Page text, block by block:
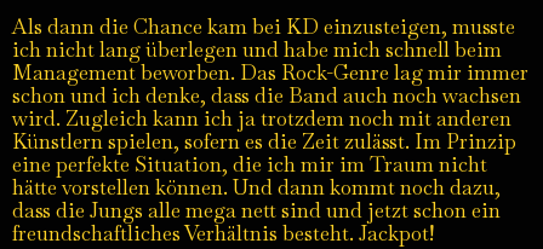
Als dann die Chance kam bei KD einzusteigen, musste
ich nicht lang überlegen und habe mich schnell beim
Management beworben. Das Rock-Genre lag mir immer
schon und ich denke, dass die Band auch noch wachsen
wird. Zugleich kann ich ja trotzdem noch mit anderen
Künstlern spielen, sofern es die Zeit zulässt. Im Prinzip
eine perfekte Situation, die ich mir im Traum nicht
hätte vorstellen können. Und dann kommt noch dazu,
dass die Jungs alle mega nett sind und jetzt schon ein
freundschaftliches Verhältnis besteht. Jackpot!